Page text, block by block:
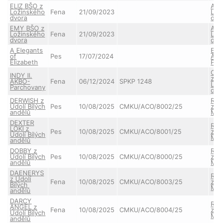
ELIZ BŠO z
Ložinského
dvora
Fena 21/09/2023
EMY BŠO z
Ložinského
dvora
Fena 21/09/2023
A Elegants
of
Elizabeth
Pes 17/07/2024
INDY II.
AKBO-
Parchovany
Fena 06/12/2024 SPKP 1248 z
DERWISH z
Údolí Bílých
andělů
Pes 10/08/2025 CMKU/ACO/8002/25 z
DEXTER
LOKI z
Údolí Bílých
andělů
Pes 10/08/2025 CMKU/ACO/8001/25 z
DOBBY z
Údolí Bílých
andělů
Pes 10/08/2025 CMKU/ACO/8000/25 z
DAENERYS
z Údolí
Bílých
andělů
Fena 10/08/2025 CMKU/ACO/8003/25 z
DARCY
ANGEL z
Údolí Bílých
andělů
Fena 10/08/2025 CMKU/ACO/8004/25 z